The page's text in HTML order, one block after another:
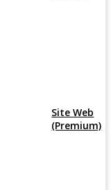
Site Web
(Premium)